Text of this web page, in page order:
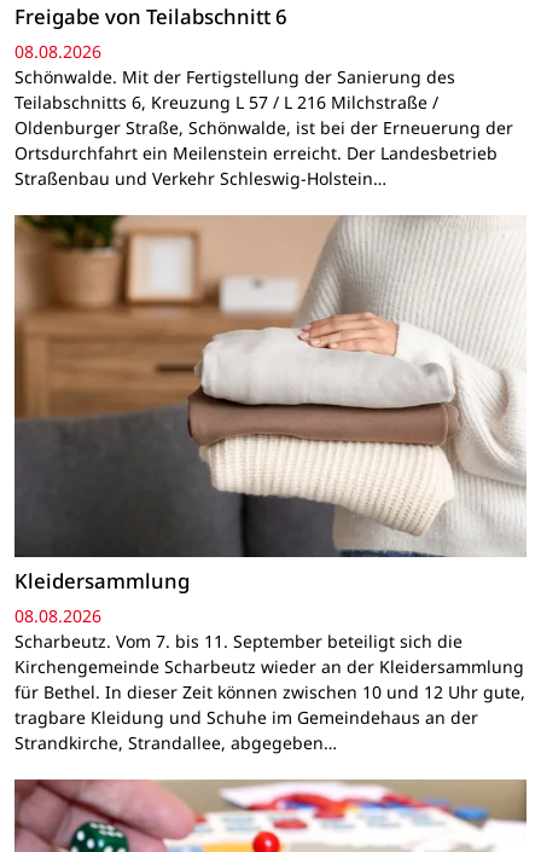
Freigabe von Teilabschnitt 6
08.08.2026
Schönwalde. Mit der Fertigstellung der Sanierung des
Teilabschnitts 6, Kreuzung L 57 / L 216 Milchstraße /
Oldenburger Straße, Schönwalde, ist bei der Erneuerung der
Ortsdurchfahrt ein Meilenstein erreicht. Der Landesbetrieb
Straßenbau und Verkehr Schleswig-Holstein…
Kleidersammlung
08.08.2026
Scharbeutz. Vom 7. bis 11. September beteiligt sich die
Kirchengemeinde Scharbeutz wieder an der Kleidersammlung
für Bethel. In dieser Zeit können zwischen 10 und 12 Uhr gute,
tragbare Kleidung und Schuhe im Gemeindehaus an der
Strandkirche, Strandallee, abgegeben…